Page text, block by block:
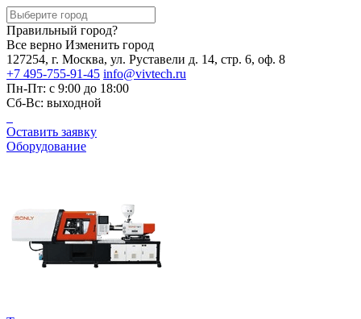
Правильный город?
Все верно Изменить город
127254, г. Москва, ул. Руставели д. 14, стр. 6, оф. 8
+7 495-755-91-45 info@vivtech.ru
Пн-Пт: с 9:00 до 18:00
Сб-Вс: выходной
Оставить заявку
Оборудование